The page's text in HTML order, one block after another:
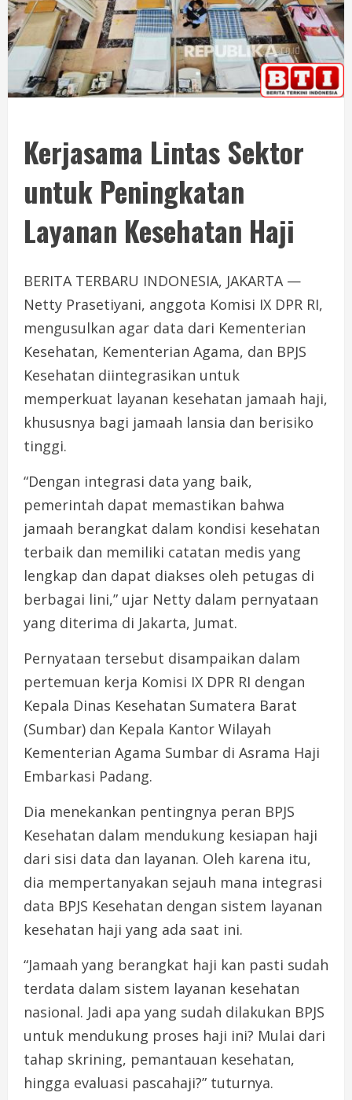
Kerjasama Lintas Sektor
untuk Peningkatan
Layanan Kesehatan Haji
BERITA TERBARU INDONESIA, JAKARTA —
Netty Prasetiyani, anggota Komisi IX DPR RI,
mengusulkan agar data dari Kementerian
Kesehatan, Kementerian Agama, dan BPJS
Kesehatan diintegrasikan untuk
memperkuat layanan kesehatan jamaah haji,
khususnya bagi jamaah lansia dan berisiko
tinggi.
“Dengan integrasi data yang baik,
pemerintah dapat memastikan bahwa
jamaah berangkat dalam kondisi kesehatan
terbaik dan memiliki catatan medis yang
lengkap dan dapat diakses oleh petugas di
berbagai lini,” ujar Netty dalam pernyataan
yang diterima di Jakarta, Jumat.
Pernyataan tersebut disampaikan dalam
pertemuan kerja Komisi IX DPR RI dengan
Kepala Dinas Kesehatan Sumatera Barat
(Sumbar) dan Kepala Kantor Wilayah
Kementerian Agama Sumbar di Asrama Haji
Embarkasi Padang.
Dia menekankan pentingnya peran BPJS
Kesehatan dalam mendukung kesiapan haji
dari sisi data dan layanan. Oleh karena itu,
dia mempertanyakan sejauh mana integrasi
data BPJS Kesehatan dengan sistem layanan
kesehatan haji yang ada saat ini.
“Jamaah yang berangkat haji kan pasti sudah
terdata dalam sistem layanan kesehatan
nasional. Jadi apa yang sudah dilakukan BPJS
untuk mendukung proses haji ini? Mulai dari
tahap skrining, pemantauan kesehatan,
hingga evaluasi pascahaji?” tuturnya.